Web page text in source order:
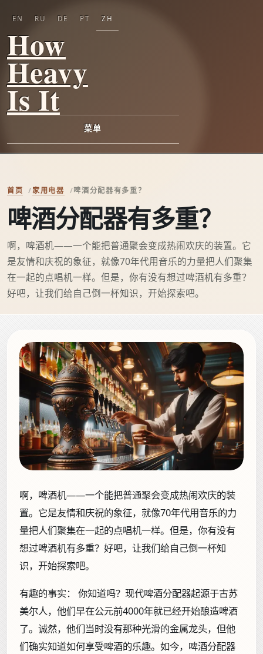
How
Heavy
Is It
菜单
EN RU DE PT ZH
首页 家用电器 啤酒分配器有多重？
啤酒分配器有多重？
啊，啤酒机——一个能把普通聚会变成热闹欢庆的装置。它
是友情和庆祝的象征，就像70年代用音乐的力量把人们聚集
在一起的点唱机一样。但是，你有没有想过啤酒机有多重？
好吧，让我们给自己倒一杯知识，开始探索吧。
啊，啤酒机——一个能把普通聚会变成热闹欢庆的装
置。它是友情和庆祝的象征，就像70年代用音乐的力
量把人们聚集在一起的点唱机一样。但是，你有没有
想过啤酒机有多重？好吧，让我们给自己倒一杯知
识，开始探索吧。
有趣的事实：
你知道吗？现代啤酒分配器起源于古苏
美尔人，他们早在公元前4000年就已经开始酿造啤酒
了。诚然，他们当时没有那种光滑的金属龙头，但他
们确实知道如何享受啤酒的乐趣。如今，啤酒分配器